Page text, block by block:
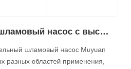
Качественный шламовый насос с высоким напором
шламовый насос Muyuan
разных областей применения,